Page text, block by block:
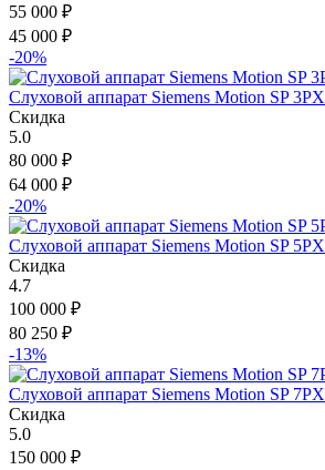
55 000 ₽
45 000 ₽
-20%
Слуховой аппарат Siemens Motion SP 3PX
Скидка
5.0
80 000 ₽
64 000 ₽
-20%
Слуховой аппарат Siemens Motion SP 5PX
Скидка
4.7
100 000 ₽
80 250 ₽
-13%
Слуховой аппарат Siemens Motion SP 7PX
Скидка
5.0
150 000 ₽